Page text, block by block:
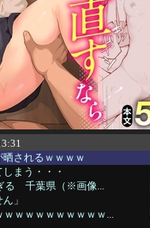
されるｗｗｗｗ
まう・・・
る 千葉県（※画像...
」
ｗｗｗｗｗｗｗｗｗ...